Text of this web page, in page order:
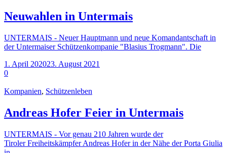
Neuwahlen in Untermais
UNTERMAIS - Neuer Hauptmann und neue Komandantschaft in
der Untermaiser Schützenkompanie "Blasius Trogmann". Die
1. April 202023. August 2021
0
Kompanien, Schützenleben
Andreas Hofer Feier in Untermais
UNTERMAIS - Vor genau 210 Jahren wurde der
Tiroler Freiheitskämpfer Andreas Hofer in der Nähe der Porta Giulia